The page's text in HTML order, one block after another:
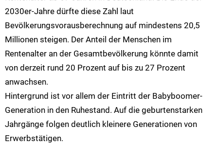
2030er-Jahre dürfte diese Zahl laut
Bevölkerungsvorausberechnung auf mindestens 20,5
Millionen steigen. Der Anteil der Menschen im
Rentenalter an der Gesamtbevölkerung könnte damit
von derzeit rund 20 Prozent auf bis zu 27 Prozent
anwachsen.
Hintergrund ist vor allem der Eintritt der Babyboomer-
Generation in den Ruhestand. Auf die geburtenstarken
Jahrgänge folgen deutlich kleinere Generationen von
Erwerbstätigen.